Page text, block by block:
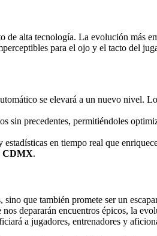
alta tecnología. La evolución más
para el ojo y el tacto del
se elevará a un nuevo nivel.
sin precedentes, permitiéndoles
estadísticas en tiempo real que
CDMX.
que también promete ser un
depararán encuentros épicos, la
a jugadores, entrenadores y